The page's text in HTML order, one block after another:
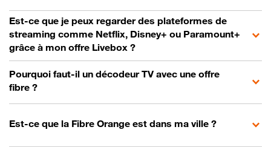
Est-ce que je peux regarder des plateformes de
streaming comme Netflix, Disney+ ou Paramount+
grâce à mon offre Livebox ?
Pourquoi faut-il un décodeur TV avec une offre
fibre ?
Est-ce que la Fibre Orange est dans ma ville ?